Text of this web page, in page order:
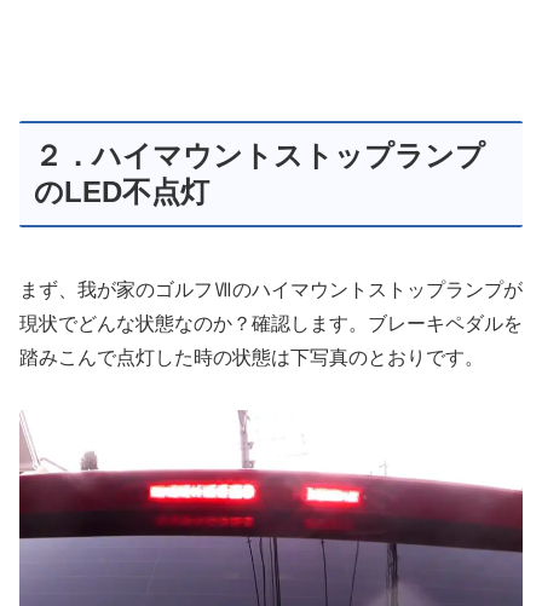
２．ハイマウントストップランプ
のLED不点灯
まず、我が家のゴルフⅦのハイマウントストップランプが
現状でどんな状態なのか？確認します。ブレーキペダルを
踏みこんで点灯した時の状態は下写真のとおりです。